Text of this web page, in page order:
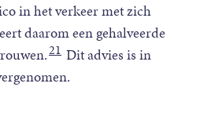
in het verkeer met zich
daarom een gehalveerde
21 Dit advies is in